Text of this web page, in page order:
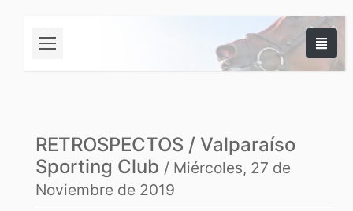
RETROSPECTOS / Valparaíso
Sporting Club / Miércoles, 27 de
Noviembre de 2019